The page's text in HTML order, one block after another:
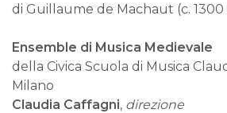
di Guillaume de Machaut (c. 1300
Ensemble di Musica Medievale
della Civica Scuola di Musica
Milano
Claudia Caffagni, direzione